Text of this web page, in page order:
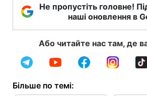
Не пропустіть головне!
наші оновлення в
Або читайте нас там, де
Більше по темі: